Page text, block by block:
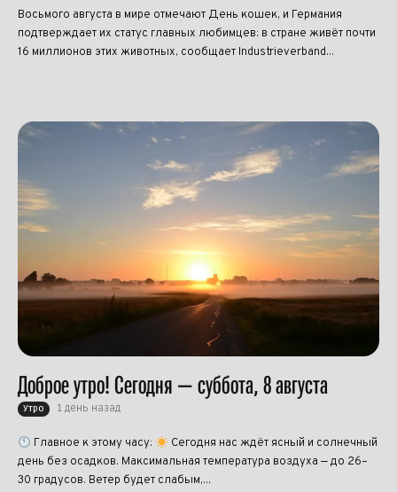
Восьмого августа в мире отмечают День кошек, и Германия
подтверждает их статус главных любимцев: в стране живёт почти
16 миллионов этих животных, сообщает Industrieverband...
Доброе утро! Сегодня — суббота, 8 августа
Утро 1 день назад
Главное к этому часу:
Сегодня нас ждёт ясный и солнечный
день без осадков. Максимальная температура воздуха — до 26–
30 градусов. Ветер будет слабым,...